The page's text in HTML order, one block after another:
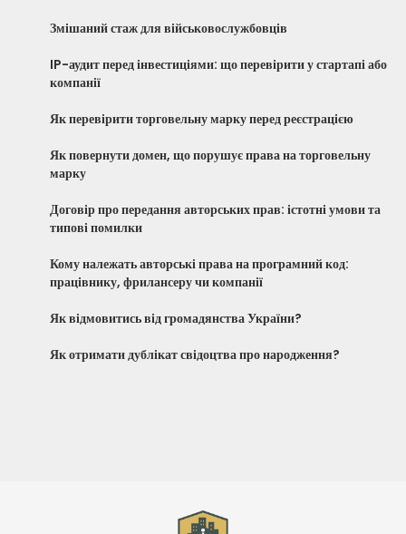
Змішаний стаж для військовослужбовців
IP-аудит перед інвестиціями: що перевірити у стартапі або
компанії
Як перевірити торговельну марку перед реєстрацією
Як повернути домен, що порушує права на торговельну
марку
Договір про передання авторських прав: істотні умови та
типові помилки
Кому належать авторські права на програмний код:
працівнику, фрилансеру чи компанії
Як відмовитись від громадянства України?
Як отримати дублікат свідоцтва про народження?